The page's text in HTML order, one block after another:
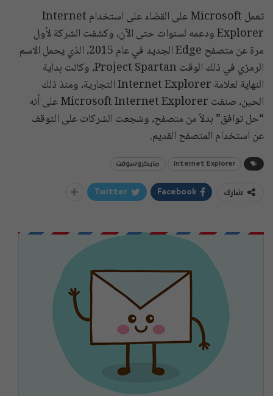
تعمل Microsoft على القضاء على استخدام Internet
Explorer ودعمه لسنوات حتى الآن، وكشفت الشركة لأول
مرة عن متصفح Edge الجديد في عام 2015، الذي يحمل الاسم
الرمزي في ذلك الوقت Project Spartan، وكانت بداية
النهاية لعلامة Internet Explorer التجارية، ومنذ ذلك
الحين، صنفت Microsoft Internet Explorer على أنه
“حل توافق” بدلاً من متصفح، وشجعت الشركات على التوقف
عن استخدام المتصفح القديم.
Internet Explorer مايكروسوفت
شارك Facebook
Twitter